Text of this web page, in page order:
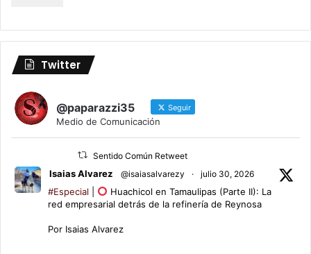
Twitter
@paparazzi35 Seguir
Medio de Comunicación
Sentido Común Retweet
Isaias Alvarez @isaiasalvarezy · julio 30, 2026
#Especial
Huachicol en Tamaulipas (Parte II): La
red empresarial detrás de la refinería de Reynosa
Por Isaias Alvarez